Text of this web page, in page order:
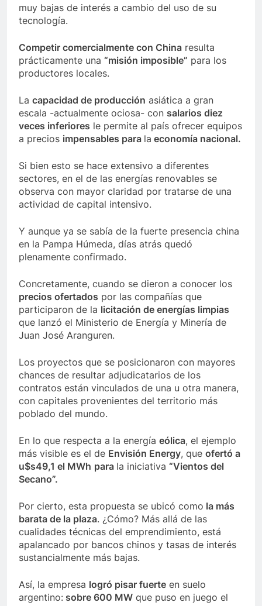
muy bajas de interés a cambio del uso de su
tecnología.
Competir comercialmente con China resulta
prácticamente una “misión imposible” para los
productores locales.
La capacidad de producción asiática a gran
escala -actualmente ociosa- con salarios diez
veces inferiores le permite al país ofrecer equipos
a precios impensables para la economía nacional.
Si bien esto se hace extensivo a diferentes
sectores, en el de las energías renovables se
observa con mayor claridad por tratarse de una
actividad de capital intensivo.
Y aunque ya se sabía de la fuerte presencia china
en la Pampa Húmeda, días atrás quedó
plenamente confirmado.
Concretamente, cuando se dieron a conocer los
precios ofertados por las compañías que
participaron de la licitación de energías limpias
que lanzó el Ministerio de Energía y Minería de
Juan José Aranguren.
Los proyectos que se posicionaron con mayores
chances de resultar adjudicatarios de los
contratos están vinculados de una u otra manera,
con capitales provenientes del territorio más
poblado del mundo.
En lo que respecta a la energía eólica, el ejemplo
más visible es el de Envisión Energy, que ofertó a
u$s49,1 el MWh para la iniciativa “Vientos del
Secano”.
Por cierto, esta propuesta se ubicó como la más
barata de la plaza. ¿Cómo? Más allá de las
cualidades técnicas del emprendimiento, está
apalancado por bancos chinos y tasas de interés
sustancialmente más bajas.
Así, la empresa logró pisar fuerte en suelo
argentino: sobre 600 MW que puso en juego el